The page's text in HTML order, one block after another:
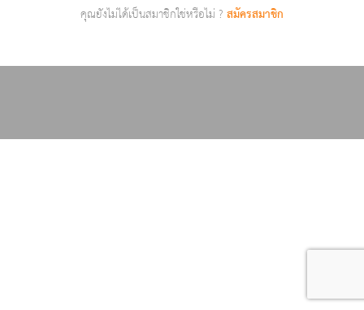
คุณยังไม่ได้เป็นสมาชิกใช่หรือไม่ ?สมัครสมาชิก